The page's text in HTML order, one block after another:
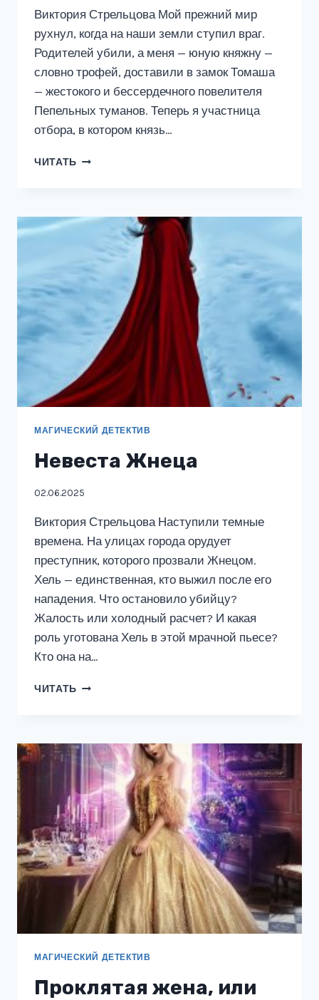
Виктория Стрельцова Мой прежний мир
рухнул, когда на наши земли ступил враг.
Родителей убили, а меня — юную княжну —
словно трофей, доставили в замок Томаша
— жестокого и бессердечного повелителя
Пепельных туманов. Теперь я участница
отбора, в котором князь…
ЧИТАТЬ НЕВЕСТА
МАГИЧЕСКИЙ ДЕТЕКТИВ
Невеста Жнеца
02.06.2025
Виктория Стрельцова Наступили темные
времена. На улицах города орудует
преступник, которого прозвали Жнецом.
Хель — единственная, кто выжил после его
нападения. Что остановило убийцу?
Жалость или холодный расчет? И какая
роль уготована Хель в этой мрачной пьесе?
Кто она на…
ЧИТАТЬ НЕВЕСТА
МАГИЧЕСКИЙ ДЕТЕКТИВ
Проклятая жена, или